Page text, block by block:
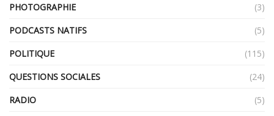
PHOTOGRAPHIE
(3)
PODCASTS NATIFS
(5)
POLITIQUE
(115)
QUESTIONS SOCIALES
(24)
RADIO
(5)